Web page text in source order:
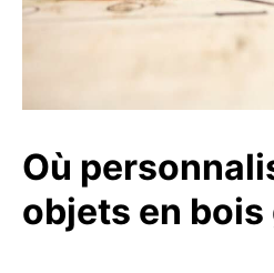
Où
objets en bois